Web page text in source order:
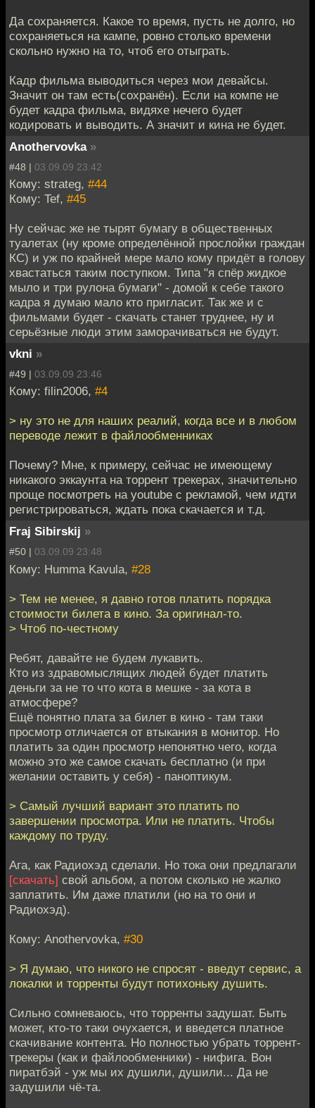
Да сохраняется. Какое то время, пусть не долго, но
сохраняеться на кампе, ровно столько времени
скольно нужно на то, чтоб его отыграть.
Кадр фильма выводиться через мои девайсы.
Значит он там есть(сохранён). Если на компе не
будет кадра фильма, видяхе нечего будет
кодировать и выводить. А значит и кина не будет.
Anothervovka »
#48 | 03.09.09 23:42
Кому: strateg, #44
Кому: Tef, #45
Ну сейчас же не тырят бумагу в общественных
туалетах (ну кроме определённой прослойки граждан
КС) и уж по крайней мере мало кому придёт в голову
хвастаться таким поступком. Типа "я спёр жидкое
мыло и три рулона бумаги" - домой к себе такого
кадра я думаю мало кто пригласит. Так же и с
фильмами будет - скачать станет труднее, ну и
серьёзные люди этим заморачиваться не будут.
vkni »
#49 | 03.09.09 23:46
Кому: filin2006, #4
> ну это не для наших реалий, когда все и в любом
переводе лежит в файлообменниках
Почему? Мне, к примеру, сейчас не имеющему
никакого эккаунта на торрент трекерах, значительно
проще посмотреть на youtube с рекламой, чем идти
регистрироваться, ждать пока скачается и т.д.
Fraj Sibirskij »
#50 | 03.09.09 23:48
Кому: Humma Kavula, #28
> Тем не менее, я давно готов платить порядка
стоимости билета в кино. За оригинал-то.
> Чтоб по-честному
Ребят, давайте не будем лукавить.
Кто из здравомыслящих людей будет платить
деньги за не то что кота в мешке - за кота в
атмосфере?
Ещё понятно плата за билет в кино - там таки
просмотр отличается от втыкания в монитор. Но
платить за один просмотр непонятно чего, когда
можно это же самое скачать бесплатно (и при
желании оставить у себя) - паноптикум.
> Самый лучший вариант это платить по
завершении просмотра. Или не платить. Чтобы
каждому по труду.
Ага, как Радиохэд сделали. Но тока они предлагали
[скачать] свой альбом, а потом сколько не жалко
заплатить. Им даже платили (но на то они и
Радиохэд).
Кому: Anothervovka, #30
> Я думаю, что никого не спросят - введут сервис, а
локалки и торренты будут потихоньку душить.
Сильно сомневаюсь, что торренты задушат. Быть
может, кто-то таки очухается, и введется платное
скачивание контента. Но полностью убрать торрент-
трекеры (как и файлообменники) - нифига. Вон
пиратбэй - уж мы их душили, душили... Да не
задушили чё-та.